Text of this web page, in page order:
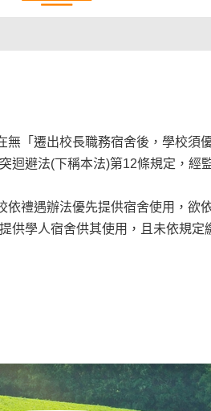
「遷出校長職務宿舍後，學校須
迴避法(下稱本法)第12條規定，經
禮遇辦法優先提供宿舍使用，欲
供學人宿舍供其使用，且未依規